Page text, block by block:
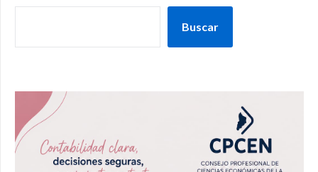
Buscar